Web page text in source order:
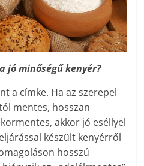
jó minőségű kenyér?
a címke. Ha az szerepel
mentes, hosszan
akkor jó eséllyel
készült kenyérről
hosszú